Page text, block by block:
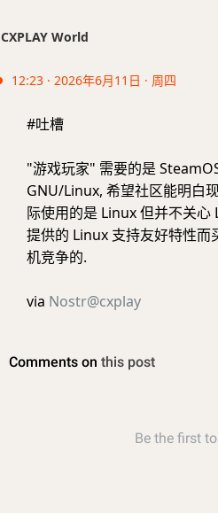
CXPLAY World
12:23 · 2026年6月11日 · 周四
#吐槽
"游戏玩家" 需要的是
GNU/Linux, 希望社区能明白
际使用的是 Linux 但并不关
提供的 Linux 支持友好特性
机竞争的.
via Nostr@cxplay